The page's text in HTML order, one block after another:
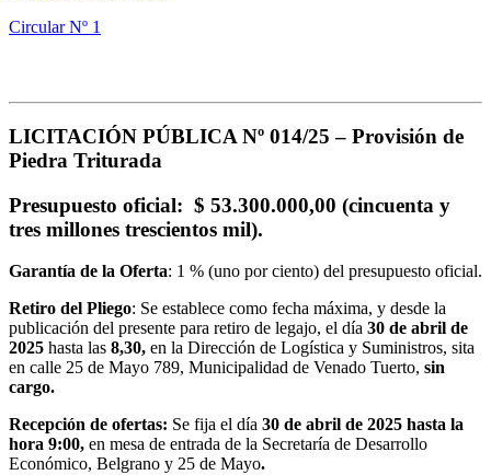
Circular Nº 1
LICITACIÓN PÚBLICA Nº 014/25 – Provisión de
Piedra Triturada
Presupuesto oficial: $ 53.300.000,00 (cincuenta y
tres millones trescientos mil).
Garantía de la Oferta: 1 % (uno por ciento) del presupuesto oficial.
Retiro del Pliego: Se establece como fecha máxima, y desde la
publicación del presente para retiro de legajo, el día 30 de abril de
2025 hasta las 8,30, en la Dirección de Logística y Suministros, sita
en calle 25 de Mayo 789, Municipalidad de Venado Tuerto, sin
cargo.
Recepción de ofertas: Se fija el día 30 de abril de 2025 hasta la
hora 9:00, en mesa de entrada de la Secretaría de Desarrollo
Económico, Belgrano y 25 de Mayo.